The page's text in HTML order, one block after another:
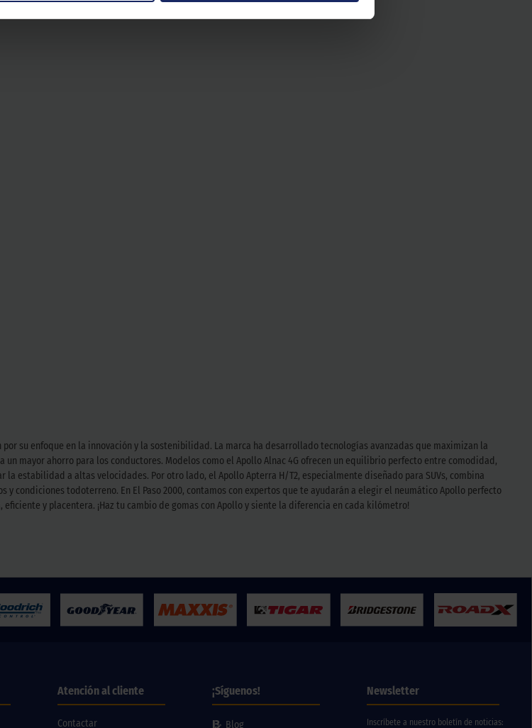
su enfoque en la innovación y la sostenibilidad. La marca ha desarrollado tecnologías avanzadas que maximizan la
mayor ahorro para los conductores. Modelos como el Apollo Alnac 4G ofrecen un equilibrio perfecto entre comodidad,
estabilidad a altas velocidades. Por otro lado, el Apollo Apterra H/T2, especialmente diseñado para SUVs, combina
condiciones todoterreno. En El Paso 2000, contamos con expertos que te ayudarán a elegir el neumático Apollo perfecto
y placentera. ¡Haz tu cambio de gomas con Apollo y siente la diferencia en cada kilómetro!
Atención al cliente
Contactar
¡Síguenos!
Blog
Newsletter
Inscríbete a nuestro boletín de noticias: